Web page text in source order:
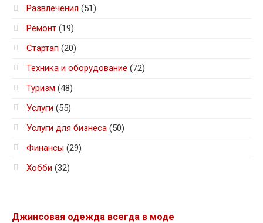
Развлечения (51)
Ремонт (19)
Стартап (20)
Техника и оборудование (72)
Туризм (48)
Услуги (55)
Услуги для бизнеса (50)
Финансы (29)
Хобби (32)
Джинсовая одежда всегда в моде